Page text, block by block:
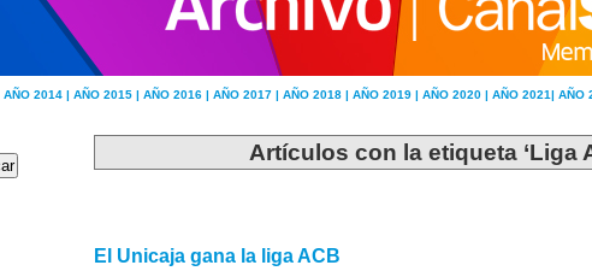
AÑO 2014 | AÑO 2015 | AÑO 2016 | AÑO 2017 | AÑO 2018 | AÑO 2019 | AÑO 2020 | AÑO 2021| AÑO
Artículos con la etiqueta ‘Liga
El Unicaja gana la liga ACB